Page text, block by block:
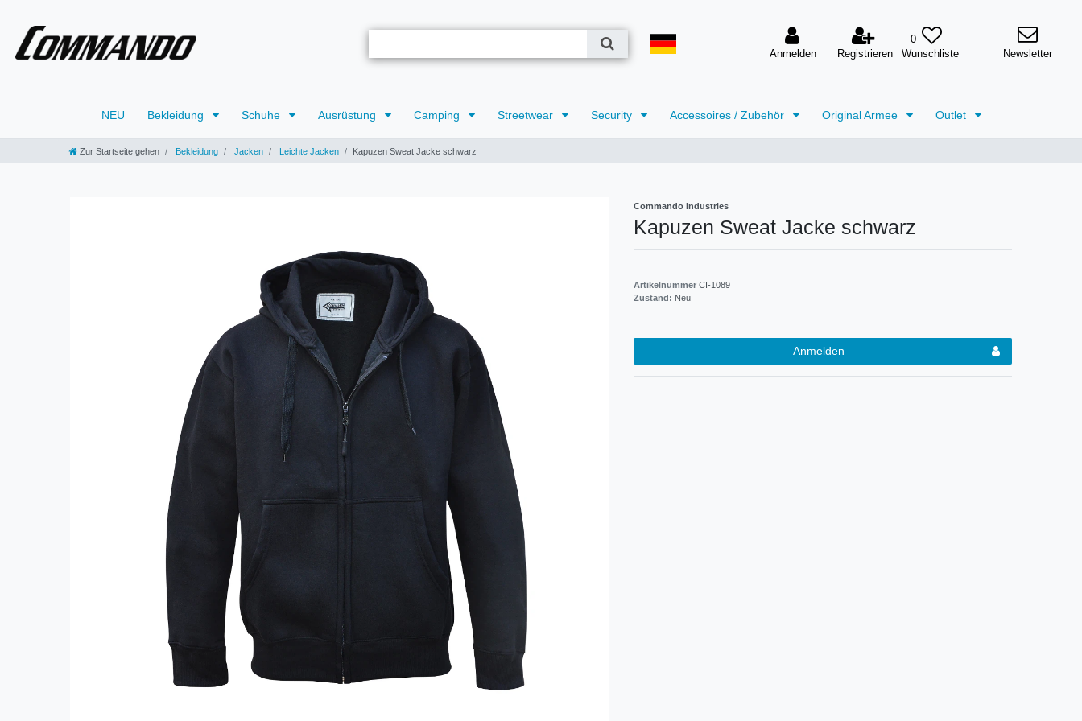
Anmelden Registrieren
0
Newsletter
NEU Bekleidung Schuhe Ausrüstung Camping Streetwear Security Accessoires / Zubehör Original Armee Outlet
Zur Startseite gehen Bekleidung Jacken Leichte Jacken Kapuzen Sweat Jacke schwarz
Commando Industries
Kapuzen Sweat Jacke schwarz
Artikelnummer CI-1089
Zustand: Neu
Anmelden